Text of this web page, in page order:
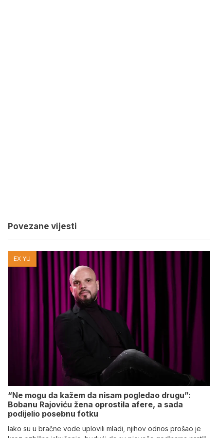
Povezane vijesti
EX YU
“Ne mogu da kažem da nisam pogledao drugu”:
Bobanu Rajoviću žena oprostila afere, a sada
podijelio posebnu fotku
Iako su u bračne vode uplovili mladi, njihov odnos prošao je